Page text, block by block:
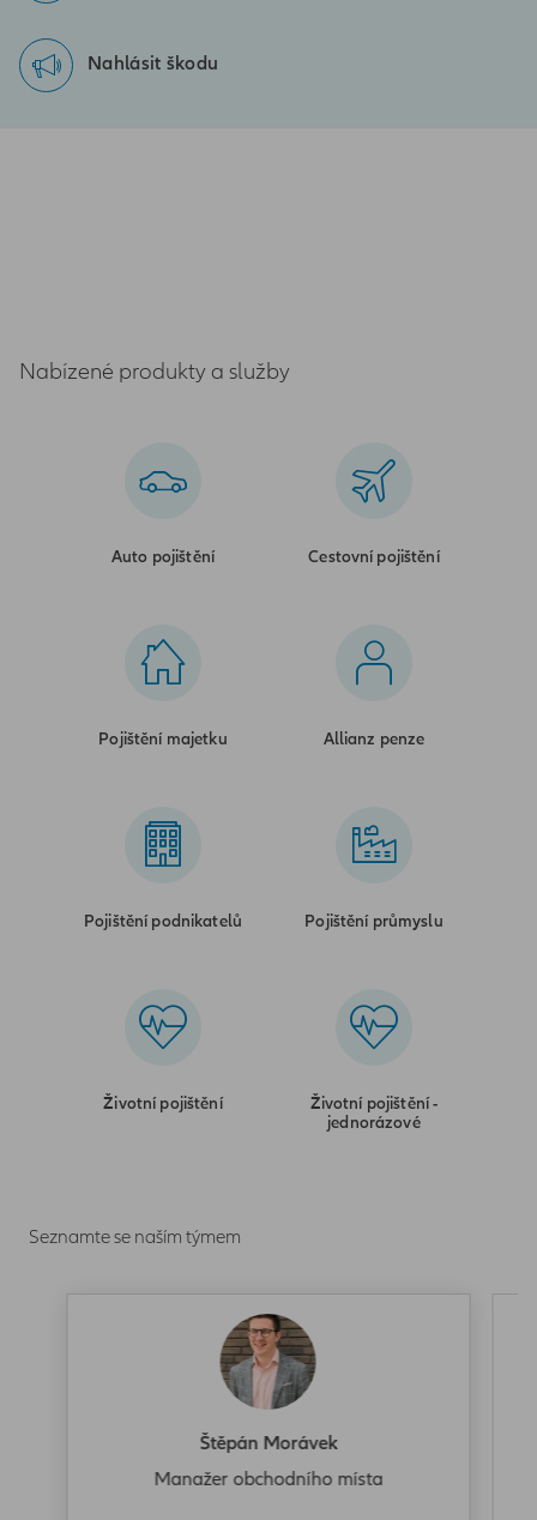
Nahlásit škodu
Nabízené produkty a služby
Auto pojištění Cestovní pojištění
Pojištění majetku Allianz penze
Pojištění podnikatelů Pojištění průmyslu
Životní pojištění
Životní pojištění -
jednorázové
Seznamte se naším týmem
Štěpán Morávek
Manažer obchodního místa